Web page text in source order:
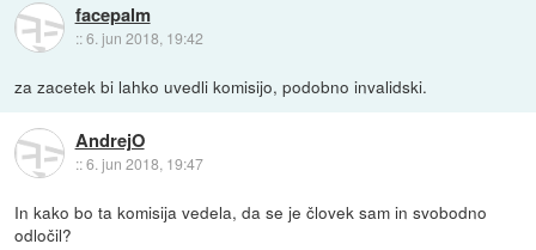
facepalm
::6. jun 2018, 19:42
za zacetek bi lahko uvedli komisijo, podobno invalidski.
AndrejO
::6. jun 2018, 19:47
In kako bo ta komisija vedela, da se je človek sam in svobodno
odločil?